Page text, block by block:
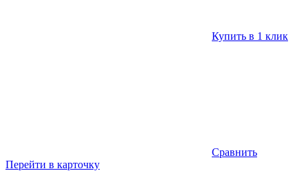
Купить в 1 клик
Сравнить
Перейти в карточку